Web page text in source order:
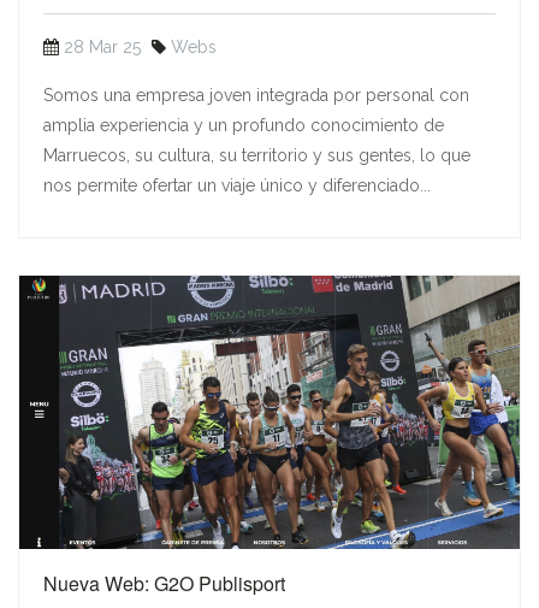
28 Mar 25 Webs
Somos una empresa joven integrada por personal con
amplia experiencia y un profundo conocimiento de
Marruecos, su cultura, su territorio y sus gentes, lo que
nos permite ofertar un viaje único y diferenciado...
Nueva Web: G2O Publisport